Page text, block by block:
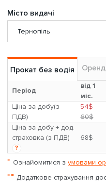
Місто видачі
Прокат без водія
Період
від 1
міс.
Ціна за добу(з
ПДВ)
54$
60$
Ціна за добу + дод.
страховка (з ПДВ)
?
68$
* Ознайомитися з умовами
** Додаткове страхування